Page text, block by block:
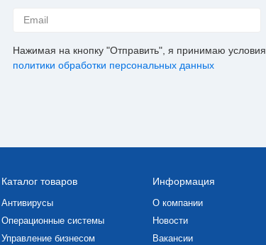
Нажимая на кнопку "Отправить", я принимаю условия
политики обработки персональных данных
Каталог товаров
Антивирусы
Операционные системы
Управление бизнесом
Информация
О компании
Новости
Вакансии